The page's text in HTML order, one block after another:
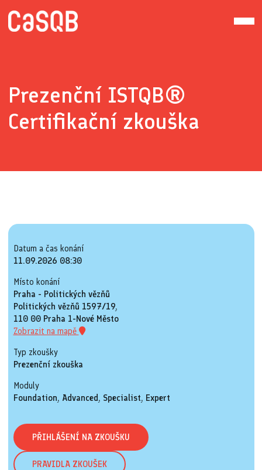
Prezenční ISTQB®
Certifikační zkouška
Datum a čas konání
11.09.2026 08:30
Místo konání
Praha - Politických vězňů
Politických vězňů 1597/19,
110 00 Praha 1-Nové Město
Zobrazit na mapě
Typ zkoušky
Prezenční zkouška
Moduly
Foundation, Advanced, Specialist, Expert
PŘIHLÁŠENÍ NA ZKOUŠKU
PRAVIDLA ZKOUŠEK